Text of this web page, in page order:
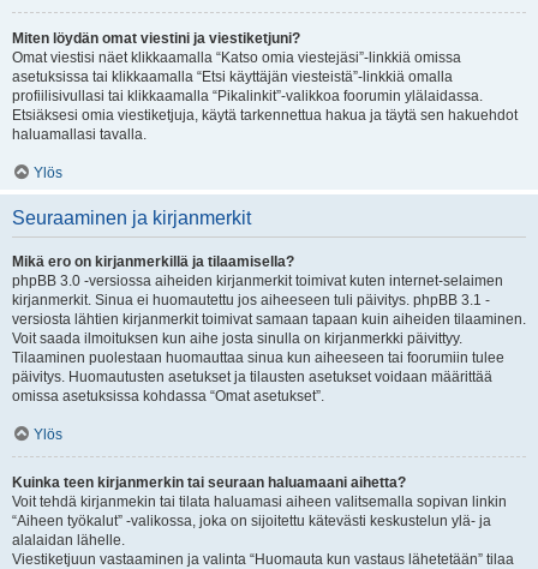
Miten löydän omat viestini ja viestiketjuni?
Omat viestisi näet klikkaamalla “Katso omia viestejäsi”-linkkiä omissa
asetuksissa tai klikkaamalla “Etsi käyttäjän viesteistä”-linkkiä omalla
profiilisivullasi tai klikkaamalla “Pikalinkit”-valikkoa foorumin ylälaidassa.
Etsiäksesi omia viestiketjuja, käytä tarkennettua hakua ja täytä sen hakuehdot
haluamallasi tavalla.
Ylös
Seuraaminen ja kirjanmerkit
Mikä ero on kirjanmerkillä ja tilaamisella?
phpBB 3.0 -versiossa aiheiden kirjanmerkit toimivat kuten internet-selaimen
kirjanmerkit. Sinua ei huomautettu jos aiheeseen tuli päivitys. phpBB 3.1 -
versiosta lähtien kirjanmerkit toimivat samaan tapaan kuin aiheiden tilaaminen.
Voit saada ilmoituksen kun aihe josta sinulla on kirjanmerkki päivittyy.
Tilaaminen puolestaan huomauttaa sinua kun aiheeseen tai foorumiin tulee
päivitys. Huomautusten asetukset ja tilausten asetukset voidaan määrittää
omissa asetuksissa kohdassa “Omat asetukset”.
Ylös
Kuinka teen kirjanmerkin tai seuraan haluamaani aihetta?
Voit tehdä kirjanmekin tai tilata haluamasi aiheen valitsemalla sopivan linkin
“Aiheen työkalut” -valikossa, joka on sijoitettu kätevästi keskustelun ylä- ja
alalaidan lähelle.
Viestiketjuun vastaaminen ja valinta “Huomauta kun vastaus lähetetään” tilaa